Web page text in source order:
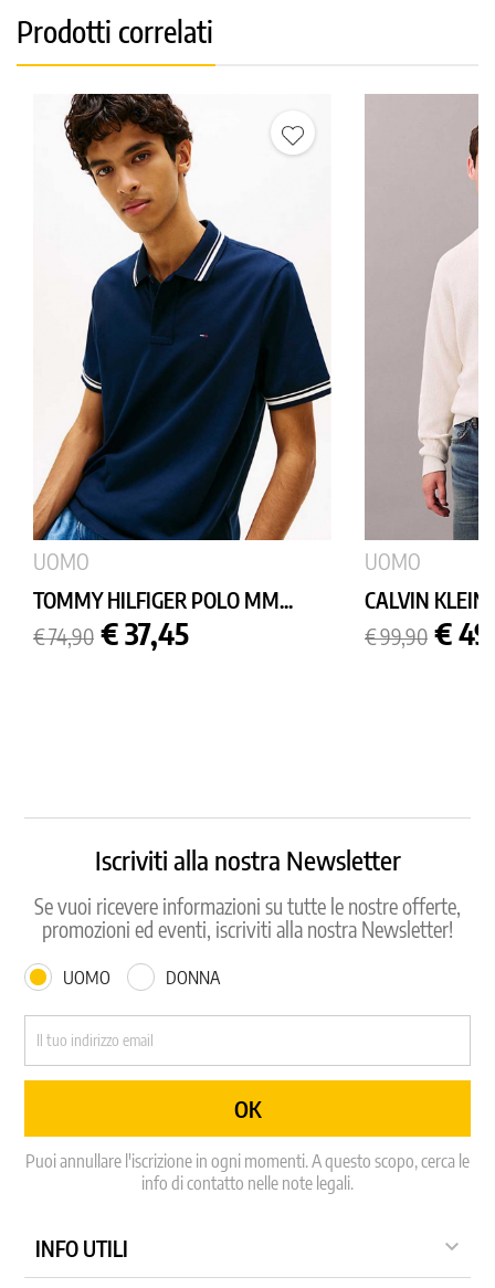
Prodotti correlati
UOMO
TOMMY HILFIGER POLO MM...
Prezzo
base
€ 74,90 Prezzo
€ 37,45
UOMO
CALVIN KLEIN
Prezzo
base
€ 99,90 €
Iscriviti alla nostra Newsletter
Se vuoi ricevere informazioni su tutte le nostre offerte,
promozioni ed eventi, iscriviti alla nostra Newsletter!
UOMO DONNA
Puoi annullare l'iscrizione in ogni momenti. A questo scopo, cerca le
info di contatto nelle note legali.
INFO UTILI 